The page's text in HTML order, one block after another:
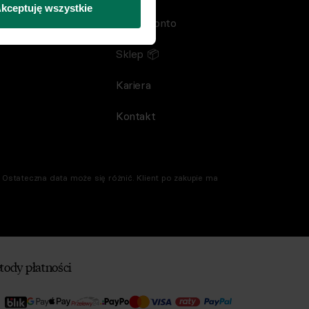
wszystkie
Twoje konto
Sklep 📦
Kariera
Kontakt
data może się różnić. Klient po zakupie ma
płatności